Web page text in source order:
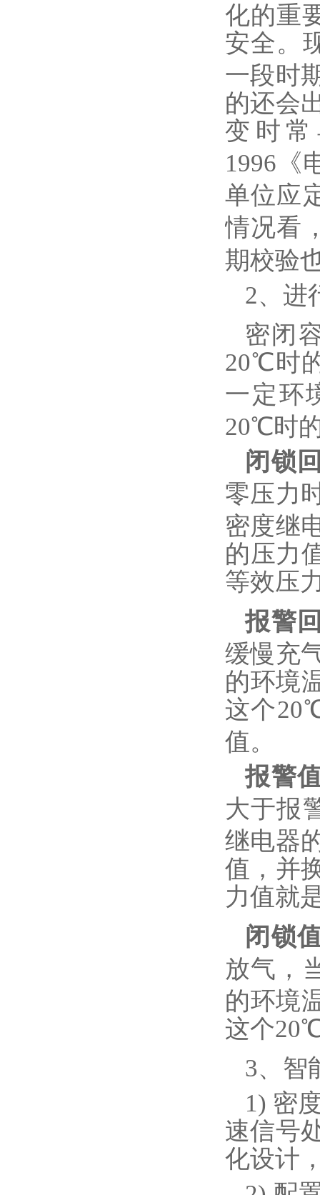
化的重
安全。
一段时
的还会
变时常
1996
单位应
情况看
期校验
2、 进
密闭
20℃时
一定环
20℃时
闭锁
零压力
密度继
的压力
等效压
报警
缓慢充
的环境
这个20
值。
报警
大于报
继电器
值，并
力值就
闭锁
放气，
的环境
这个20
3、智
1) 密
速信号
化设计